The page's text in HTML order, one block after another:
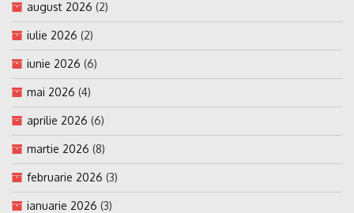
august 2026 (2)
iulie 2026 (2)
iunie 2026 (6)
mai 2026 (4)
aprilie 2026 (6)
martie 2026 (8)
februarie 2026 (3)
ianuarie 2026 (3)